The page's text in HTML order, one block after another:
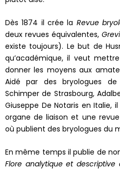
Dès 1874 il crée la Revue
deux revues équivalentes,
existe toujours). Le but de
qu’académique, il veut
donner les moyens aux
Aidé par des bryologues
Schimper de Strasbourg,
Giuseppe De Notaris en Italie,
organe de liaison et une
où publient des bryologues du
En même temps il publie de
Flore analytique et descriptive